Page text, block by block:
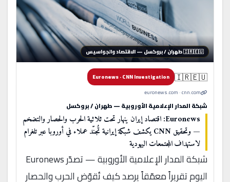
🇮🇷🇪🇺 طهران / بروكسل — الاقتصاد والجواسيس
🇮🇷🇪🇺
Euronews · CNN Investigation
euronews.com · cnn.com
شبكة المدار الإعلامية الأوروبية — طهران / بروكسل
Euronews: اقتصاد إيران ينهار تحت ثلاثية الحرب والحصار والتضخم
— وتحقيق CNN يكشف شبكة إيرانية تُجنّد عملاء في أوروبا عبر تلغرام
لاستهداف المجتمعات اليهودية
شبكة المدار الإعلامية الأوروبية — تصدّر Euronews
اليوم تقريراً معمّقاً يرصد كيف تُقوّض الحرب والحصار